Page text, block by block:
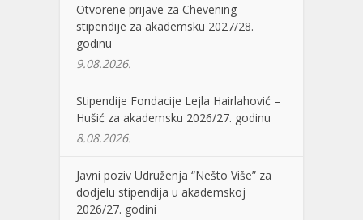
Otvorene prijave za Chevening
stipendije za akademsku 2027/28.
godinu
9.08.2026.
Stipendije Fondacije Lejla Hairlahović –
Hušić za akademsku 2026/27. godinu
8.08.2026.
Javni poziv Udruženja “Nešto Više” za
dodjelu stipendija u akademskoj
2026/27. godini